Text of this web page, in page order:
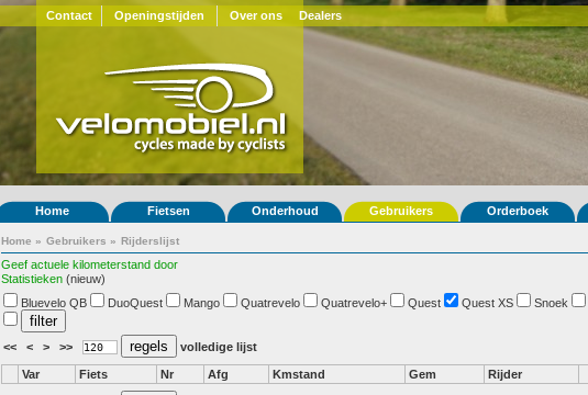
Contact Openingstijden Over ons Dealers
Home Fietsen Onderhoud Gebruikers Orderboek
Home » Gebruikers » Rijderslijst
Geef actuele kilometerstand door
Statistieken (nieuw)
Bluevelo QB DuoQuest Mango Quatrevelo Quatrevelo+ Quest Quest XS Snoek
<< < > >> volledige lijst
Var Fiets Nr Afg Kmstand Gem Rijder